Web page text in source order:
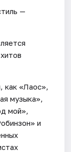
—
как «Лаос»,
музыка»,
мой»,
и